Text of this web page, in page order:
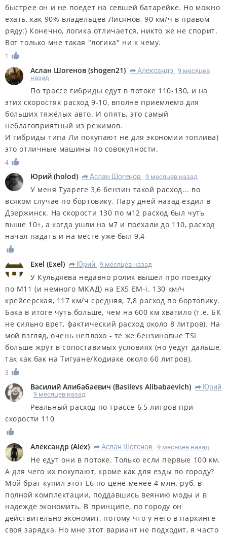
быстрее он и не поедет на севшей батарейке. Но можно
ехать, как 90% владельцев Лисянов, 90 км/ч в правом
ряду:) Конечно, логика отличается, никто же не спорит.
Вот только мне такая "логика" ни к чему.
1
Аслан Шогенов (shogen21) R Александр
9 месяцев
назад
По трассе гибриды едут в потоке 110-130, и на
этих скоростях расход 9-10, вполне приемлемо для
больших тяжёлых авто. И опять, это самый
неблагоприятный из режимов.
И гибриды типа Ли покупают не для экономии топлива)
это отличные машины по совокупности.
4
Юрий (holod) R Аслан Шогенов 9 месяцев назад
У меня Туареге 3,6 бензин такой расход... во
всяком случае по бортовику. Пару дней назад ездил в
Дзержинск. На скорости 130 по м12 расход был чуть
выше 10+, а когда ушли на м7 и поехали до 110, расход
начал падать и на месте уже был 9,4
Exel (Exel) R Юрий 9 месяцев назад
У Кульдяева недавно ролик вышел про поездку
по М11 (и немного МКАД) на EX5 EM-i. 130 км/ч
крейсерская, 117 км/ч средняя, 7,8 расход по бортовику.
Бака в итоге чуть больше, чем на 600 км хватило (т.е. БК
не сильно врет, фактический расход около 8 литров). На
мой взгляд, очень неплохо - те же бензиновые TSI
больше жрут в сопоставимых условиях (но уедут дальше,
так как бак на Тигуане/Кодиаке около 60 литров).
3
Василий Алибабаевич (Basilevs Alibabaevich) R Юрий
9 месяцев назад
Реальный расход по трассе 6,5 литров при
скорости 110
Александр (AIex) R Аслан Шогенов 9 месяцев назад
Не едут они в потоке. Только если первые 100 км.
А для чего их покупают, кроме как для езды по городу?
Мой брат купил этот L6 по цене менее 4 млн. руб. в
полной комплектации, поддавшись веянию моды и в
надежде экономить. В принципе, по городу он
действительно экономит, потому что у него в паркинге
своя зарядка. Но мне этот вариант не подходит, я часто